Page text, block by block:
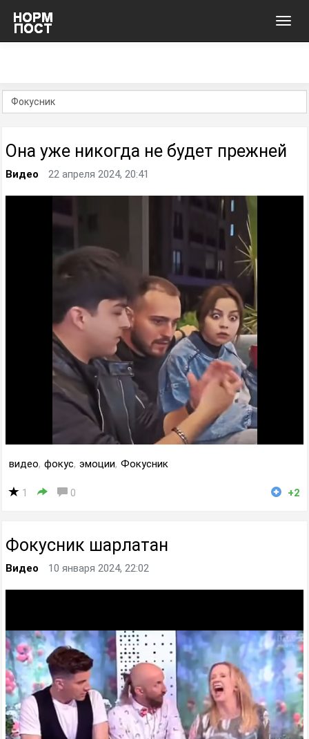
Она уже никогда не будет прежней
Видео 22 апреля 2024, 20:41
видео, фокус, эмоции, Фокусник
1 0 +2
Фокусник шарлатан
Видео 10 января 2024, 22:02